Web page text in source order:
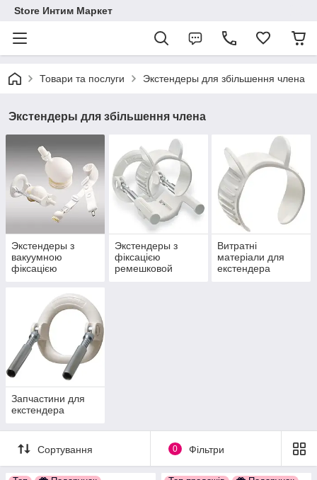
Store Интим Маркет
Товари та послуги Экстендеры для збільшення члена
Экстендеры для збільшення члена
Экстендеры з
вакуумною
фіксацією
Экстендеры з
фіксацією
ремешковой
Витратні
матеріали для
екстендера
Запчастини для
екстендера
Сортування 0 Фільтри